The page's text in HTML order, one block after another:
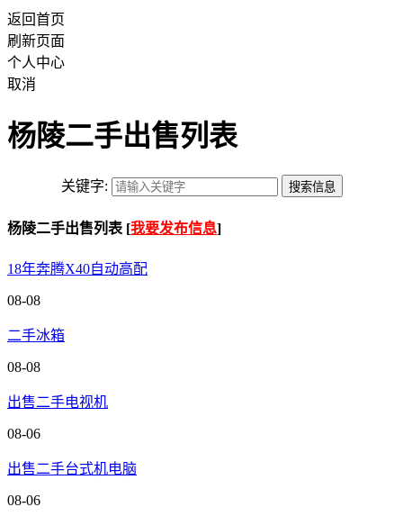
返回首页
刷新页面
个人中心
取消
杨陵二手出售列表
关键字:
杨陵二手出售列表 [我要发布信息]
18年奔腾X40自动高配
08-08
二手冰箱
08-08
出售二手电视机
08-06
出售二手台式机电脑
08-06